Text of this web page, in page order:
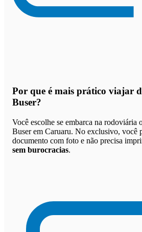
Por que é mais prático viajar
Buser?
Você escolhe se embarca na rodoviária
Buser em Caruaru. No exclusivo, você
documento com foto e não precisa
sem burocracias.